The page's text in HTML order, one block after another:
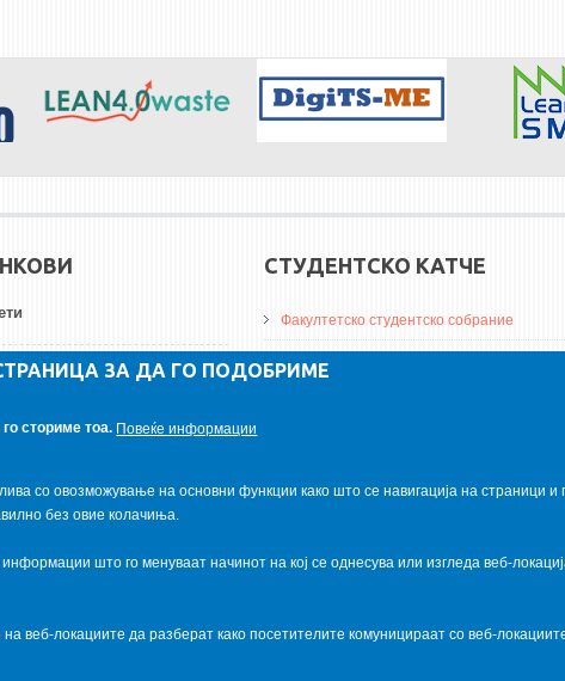
СТУДЕНТСКО КАТЧЕ
Факултетско студентско собрание
ДА Винчи магазин
ЗА ДА ГО ПОДОБРИМЕ
сториме тоа. Повеќе информации
со овозможување на основни функции како што се навигација на страници
без овие колачиња.
што го менуваат начинот на кој се однесува или изгледа веб-
веб-локациите да разберат како посетителите комуницираат со веб-